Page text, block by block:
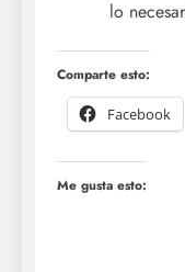
lo
Comparte esto:
Facebook
Me gusta esto: